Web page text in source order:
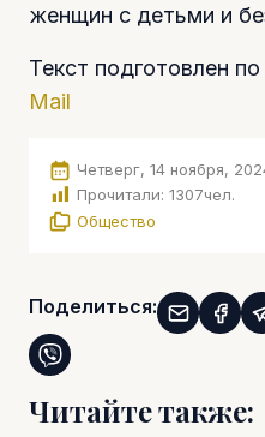
женщин с детьми и
Текст подготовлен
Mail
Четверг, 14 ноября,
Прочитали: 1307чел.
Общество
Поделиться:
Читайте также: